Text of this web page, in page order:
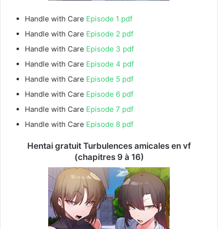
Handle with Care Episode 1 pdf
Handle with Care Episode 2 pdf
Handle with Care Episode 3 pdf
Handle with Care Episode 4 pdf
Handle with Care Episode 5 pdf
Handle with Care Episode 6 pdf
Handle with Care Episode 7 pdf
Handle with Care Episode 8 pdf
Hentai gratuit Turbulences amicales en vf
(chapitres 9 à 16)